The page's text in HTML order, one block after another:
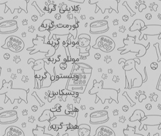
کلاینی گربه
گورمت گربه
مونژه گربه
مونلو گربه
وینستون گربه
ویسکاس
هپی کت
هیلز گربه